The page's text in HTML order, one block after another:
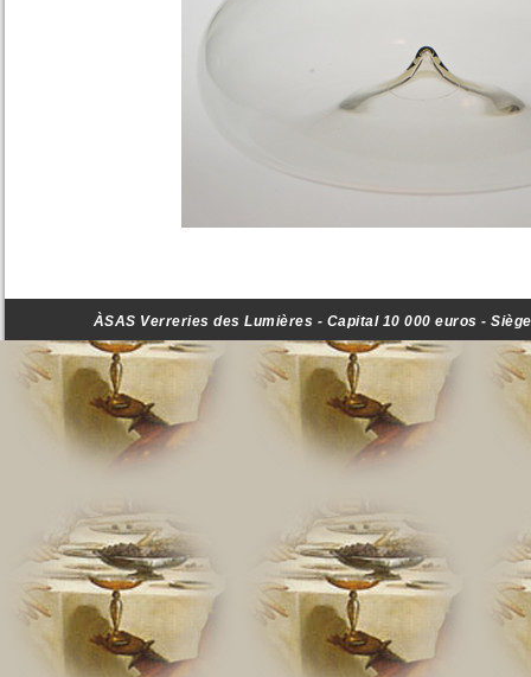
ÀSAS Verreries des Lumières - Capital 10 000 euros -